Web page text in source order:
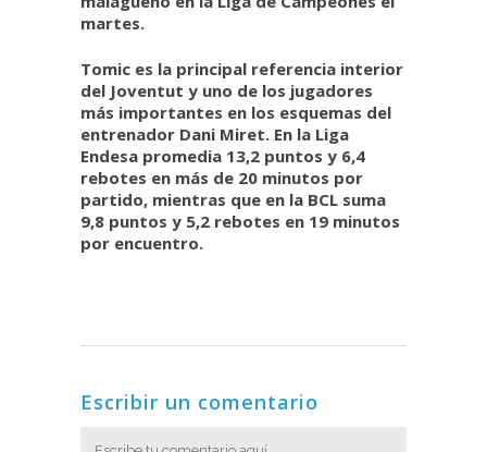
martes.
Tomic es la principal referencia interior
del Joventut y uno de los jugadores
más importantes en los esquemas del
entrenador Dani Miret. En la Liga
Endesa promedia 13,2 puntos y 6,4
rebotes en más de 20 minutos por
partido, mientras que en la BCL suma
9,8 puntos y 5,2 rebotes en 19 minutos
por encuentro.
Escribir un comentario